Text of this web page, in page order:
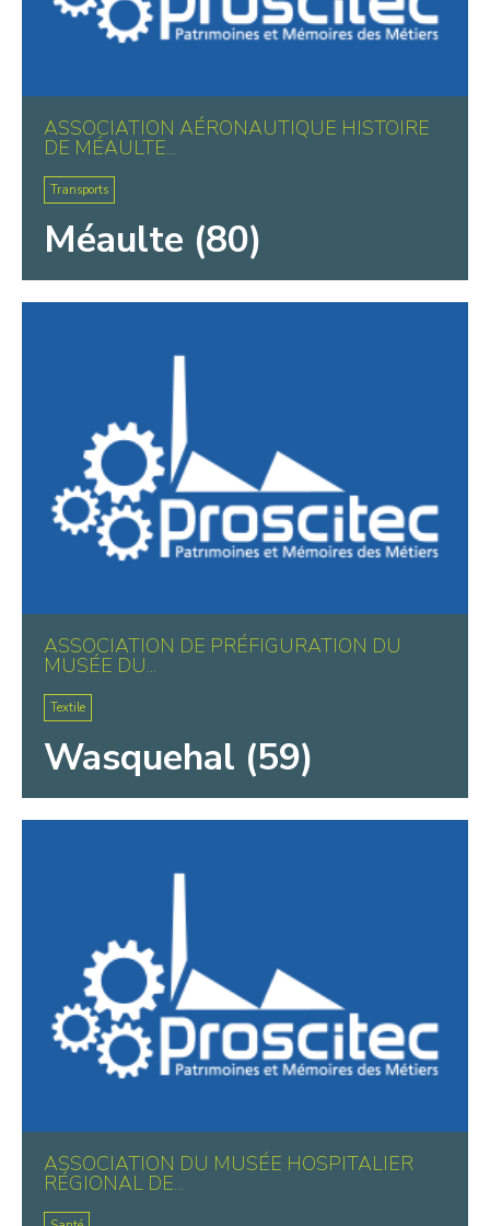
ASSOCIATION AÉRONAUTIQUE HISTOIRE
DE MÉAULTE...
Transports
Méaulte (80)
ASSOCIATION DE PRÉFIGURATION DU
MUSÉE DU...
Textile
Wasquehal (59)
ASSOCIATION DU MUSÉE HOSPITALIER
RÉGIONAL DE...